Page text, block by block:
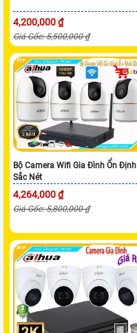
4,200,000 ₫
Giá Gốc: 5,500,000 ₫
Bộ Camera Wifi Gia Đình Ổn Định
Sắc Nét
4,264,000 ₫
Giá Gốc: 5,800,000 ₫